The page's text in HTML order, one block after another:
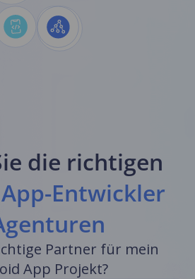
die richtigen
Entwickler
Partner für mein
App Projekt?